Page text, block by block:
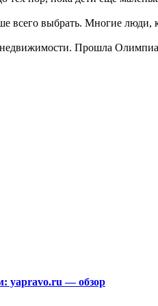
всего выбрать. Многие люди,
недвижимости. Прошла
yapravo.ru — обзор